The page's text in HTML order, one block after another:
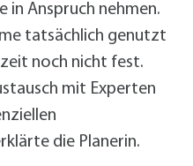
in Anspruch nehmen.
tatsächlich genutzt
noch nicht fest.
mit Experten
die Planerin.